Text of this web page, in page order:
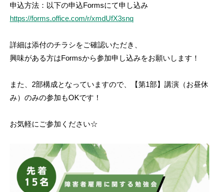
申込方法：以下の申込Formsにて申し込み
https://forms.office.com/r/xmdUfX3snq
詳細は添付のチラシをご確認いただき、
興味がある方はFormsから参加申し込みをお願いします！
また、2部構成となっていますので、【第1部】講演（お昼休
み）のみの参加もOKです！
お気軽にご参加ください☆